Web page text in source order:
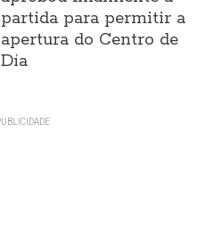
partida para permitir a
apertura do Centro de
Día